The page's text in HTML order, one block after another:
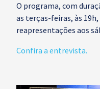
O programa, com
as terças-feiras, às
reapresentações aos
Confira a entrevista.